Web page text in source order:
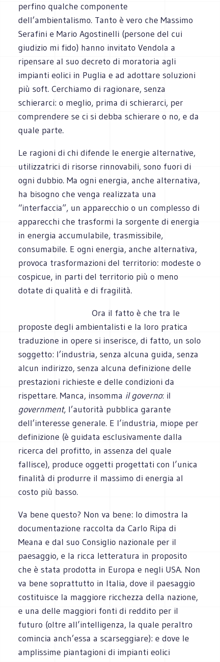
perfino qualche componente
dell’ambientalismo. Tanto è vero che Massimo
Serafini e Mario Agostinelli (persone del cui
giudizio mi fido) hanno invitato Vendola a
ripensare al suo decreto di moratoria agli
impianti eolici in Puglia e ad adottare soluzioni
più soft. Cerchiamo di ragionare, senza
schierarci: o meglio, prima di schierarci, per
comprendere se ci si debba schierare o no, e da
quale parte.
Le ragioni di chi difende le energie alternative,
utilizzatrici di risorse rinnovabili, sono fuori di
ogni dubbio. Ma ogni energia, anche alternativa,
ha bisogno che venga realizzata una
“interfaccia”, un apparecchio o un complesso di
apparecchi che trasformi la sorgente di energia
in energia accumulabile, trasmissibile,
consumabile. E ogni energia, anche alternativa,
provoca trasformazioni del territorio: modeste o
cospicue, in parti del territorio più o meno
dotate di qualità e di fragilità.
Ora il fatto è che tra le
proposte degli ambientalisti e la loro pratica
traduzione in opere si inserisce, di fatto, un solo
soggetto: l’industria, senza alcuna guida, senza
alcun indirizzo, senza alcuna definizione delle
prestazioni richieste e delle condizioni da
rispettare. Manca, insomma il governo: il
government, l’autorità pubblica garante
dell’interesse generale. E l’industria, miope per
definizione (è guidata esclusivamente dalla
ricerca del profitto, in assenza del quale
fallisce), produce oggetti progettati con l’unica
finalità di produrre il massimo di energia al
costo più basso.
Va bene questo? Non va bene: lo dimostra la
documentazione raccolta da Carlo Ripa di
Meana e dal suo Consiglio nazionale per il
paesaggio, e la ricca letteratura in proposito
che è stata prodotta in Europa e negli USA. Non
va bene soprattutto in Italia, dove il paesaggio
costituisce la maggiore ricchezza della nazione,
e una delle maggiori fonti di reddito per il
futuro (oltre all’intelligenza, la quale peraltro
comincia anch’essa a scarseggiare): e dove le
amplissime piantagioni di impianti eolici